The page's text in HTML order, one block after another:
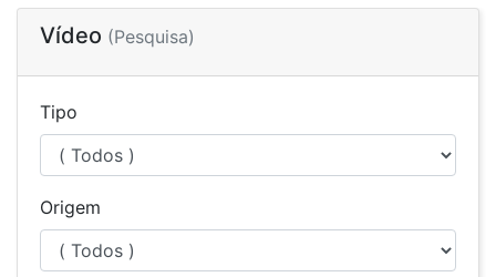
Vídeo (Pesquisa)
Tipo
Origem